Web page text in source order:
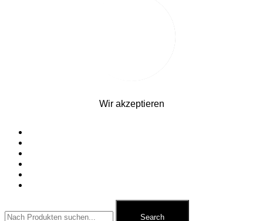
Wir akzeptieren
for:
Search